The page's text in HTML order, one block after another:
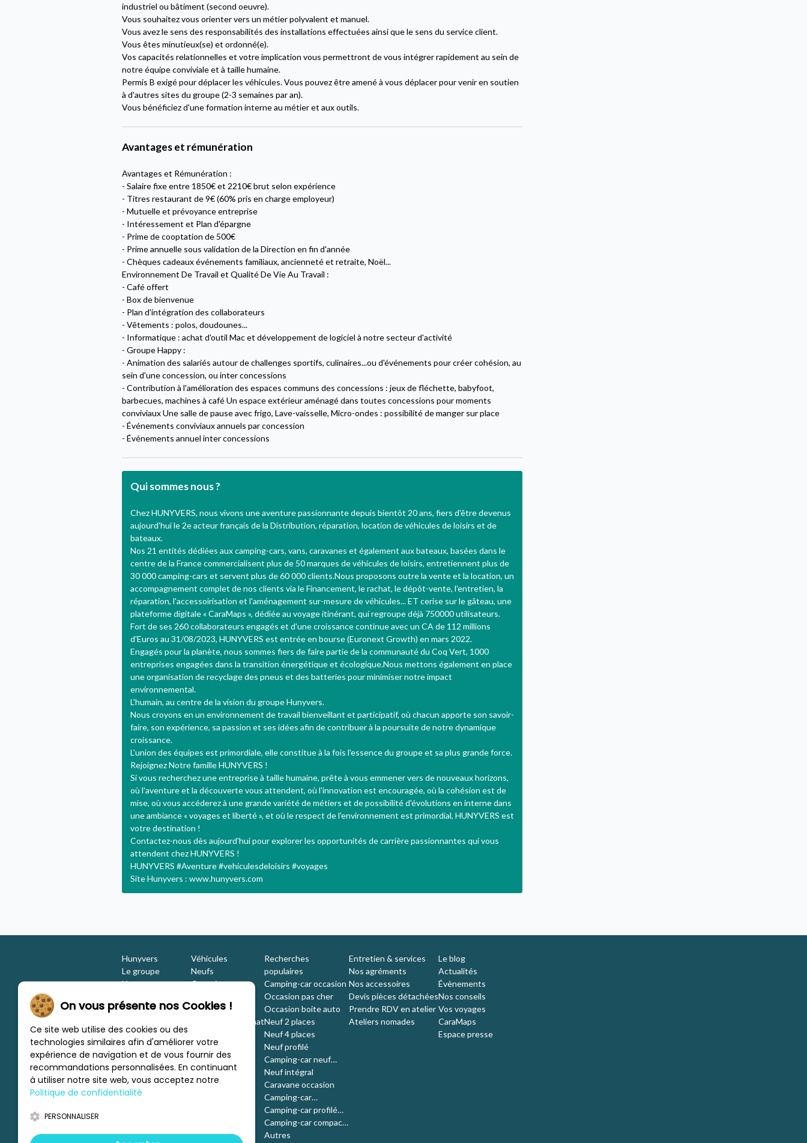
industriel ou bâtiment (second oeuvre).
Vous souhaitez vous orienter vers un métier polyvalent et manuel.
Vous avez le sens des responsabilités des installations effectuées ainsi que le sens du service client.
Vous êtes minutieux(se) et ordonné(e).
Vos capacités relationnelles et votre implication vous permettront de vous intégrer rapidement au sein de
notre équipe conviviale et à taille humaine.
Permis B exigé pour déplacer les véhicules. Vous pouvez être amené à vous déplacer pour venir en soutien
à d'autres sites du groupe (2-3 semaines par an).
Vous bénéficiez d'une formation interne au métier et aux outils.
Avantages et rémunération
Avantages et Rémunération :
- Salaire fixe entre 1850€ et 2210€ brut selon expérience
- Titres restaurant de 9€ (60% pris en charge employeur)
- Mutuelle et prévoyance entreprise
- Intéressement et Plan d'épargne
- Prime de cooptation de 500€
- Prime annuelle sous validation de la Direction en fin d'année
- Chèques cadeaux événements familiaux, ancienneté et retraite, Noël...
Environnement De Travail et Qualité De Vie Au Travail :
- Café offert
- Box de bienvenue
- Plan d'intégration des collaborateurs
- Vêtements : polos, doudounes...
- Informatique : achat d'outil Mac et développement de logiciel à notre secteur d'activité
- Groupe Happy :
- Animation des salariés autour de challenges sportifs, culinaires...ou d'événements pour créer cohésion, au
sein d'une concession, ou inter concessions
- Contribution à l'amélioration des espaces communs des concessions : jeux de fléchette, babyfoot,
barbecues, machines à café Un espace extérieur aménagé dans toutes concessions pour moments
conviviaux Une salle de pause avec frigo, Lave-vaisselle, Micro-ondes : possibilité de manger sur place
- Événements conviviaux annuels par concession
- Événements annuel inter concessions
Qui sommes nous ?
Chez HUNYVERS, nous vivons une aventure passionnante depuis bientôt 20 ans, fiers d'être devenus
aujourd'hui le 2e acteur français de la Distribution, réparation, location de véhicules de loisirs et de
bateaux.
Nos 21 entités dédiées aux camping-cars, vans, caravanes et également aux bateaux, basées dans le
centre de la France commercialisent plus de 50 marques de véhicules de loisirs, entretiennent plus de
30 000 camping-cars et servent plus de 60 000 clients.Nous proposons outre la vente et la location, un
accompagnement complet de nos clients via le Financement, le rachat, le dépôt-vente, l'entretien, la
réparation, l'accessoirisation et l'aménagement sur-mesure de véhicules... ET cerise sur le gâteau, une
plateforme digitale « CaraMaps », dédiée au voyage itinérant, qui regroupe déjà 750000 utilisateurs.
Fort de ses 260 collaborateurs engagés et d'une croissance continue avec un CA de 112 millions
d'Euros au 31/08/2023, HUNYVERS est entrée en bourse (Euronext Growth) en mars 2022.
Engagés pour la planète, nous sommes fiers de faire partie de la communauté du Coq Vert, 1000
entreprises engagées dans la transition énergétique et écologique.Nous mettons également en place
une organisation de recyclage des pneus et des batteries pour minimiser notre impact
environnemental.
L'humain, au centre de la vision du groupe Hunyvers.
Nous croyons en un environnement de travail bienveillant et participatif, où chacun apporte son savoir-
faire, son expérience, sa passion et ses idées afin de contribuer à la poursuite de notre dynamique
croissance.
L'union des équipes est primordiale, elle constitue à la fois l'essence du groupe et sa plus grande force.
Rejoignez Notre famille HUNYVERS !
Si vous recherchez une entreprise à taille humaine, prête à vous emmener vers de nouveaux horizons,
où l'aventure et la découverte vous attendent, où l'innovation est encouragée, où la cohésion est de
mise, où vous accéderez à une grande variété de métiers et de possibilité d'évolutions en interne dans
une ambiance « voyages et liberté », et où le respect de l'environnement est primordial, HUNYVERS est
votre destination !
Contactez-nous dès aujourd'hui pour explorer les opportunités de carrière passionnantes qui vous
attendent chez HUNYVERS !
HUNYVERS #Aventure #vehiculesdeloisirs #voyages
Site Hunyvers : www.hunyvers.com
Hunyvers
Le groupe
Nos engagements
Nous rejoindre
Nos marques
Les concessions
Nous trouver
Véhicules
Neufs
Occasions
Location
Estimation / Rachat
Financement
Recherches
populaires
Camping-car occasion
Occasion pas cher
Occasion boite auto
Neuf 2 places
Neuf 4 places
Neuf profilé
Camping-car neuf
compact
Neuf intégral
Caravane occasion
Camping-car
d'occasion 4 places
Camping-car profilé
occasion
Camping-car compact
occasion
Autres
Entretien & services
Nos agréments
Nos accessoires
Devis pièces détachées
Prendre RDV en atelier
Ateliers nomades
Le blog
Actualités
Évènements
Nos conseils
Vos voyages
CaraMaps
Espace presse
On vous présente nos Cookies !
Ce site web utilise des cookies ou des
technologies similaires afin d'améliorer votre
expérience de navigation et de vous fournir des
recommandations personnalisées. En continuant
à utiliser notre site web, vous acceptez notre
Politique de confidentialité
PERSONNALISER